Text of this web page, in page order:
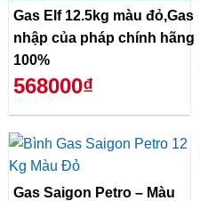
Gas Elf 12.5kg màu đỏ,Gas
nhập của pháp chính hãng
100%
568000₫
Gas Saigon Petro – Màu